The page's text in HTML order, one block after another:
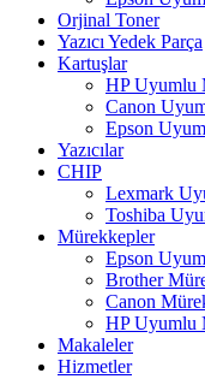
Orjinal Toner
Yazıcı Yedek Parça
Kartuşlar
HP Uyumlu
Canon
Epson
Yazıcılar
CHIP
Lexmark
Toshiba
Mürekkepler
Epson
Brother
Canon
HP Uyumlu
Makaleler
Hizmetler